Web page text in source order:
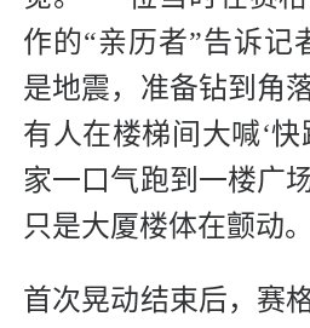
作的“亲历者”告诉记
是地震，准备钻到角
有人在楼梯间大喊‘
家一口气跑到一楼广
只是大厦楼体在颤动
首次晃动结束后，赛